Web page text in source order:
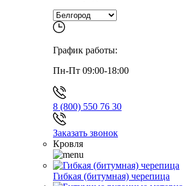
График работы:
Пн-Пт 09:00-18:00
8 (800) 550 76 30
Заказать звонок
Кровля
Гибкая (битумная) черепица